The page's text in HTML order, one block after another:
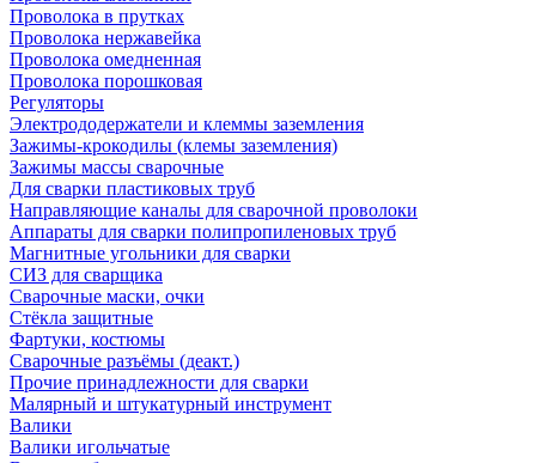
Проволока в прутках
Проволока нержавейка
Проволока омедненная
Проволока порошковая
Регуляторы
Электрододержатели и клеммы заземления
Зажимы-крокодилы (клемы заземления)
Зажимы массы сварочные
Для сварки пластиковых труб
Направляющие каналы для сварочной проволоки
Аппараты для сварки полипропиленовых труб
Магнитные угольники для сварки
СИЗ для сварщика
Сварочные маски, очки
Стёкла защитные
Фартуки, костюмы
Сварочные разъёмы (деакт.)
Прочие принадлежности для сварки
Малярный и штукатурный инструмент
Валики
Валики игольчатые